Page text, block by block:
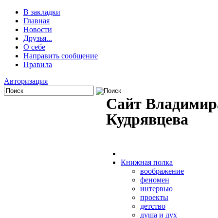
В закладки
Главная
Новости
Друзья...
О себе
Направить сообщение
Правила
Авторизация
Сайт
Кудрявцева
Книжная полка
воображение
феномен
интервью
проекты
детство
душа и дух